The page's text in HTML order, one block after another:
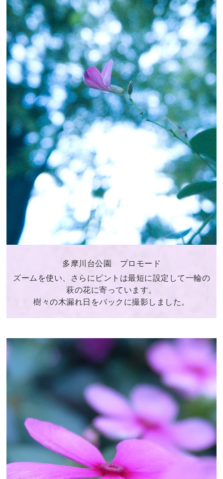
多摩川台公園 プロモード
ズームを使い、さらにピントは最短に設定して一輪の
萩の花に寄っています。
樹々の木漏れ日をバックに撮影しました。